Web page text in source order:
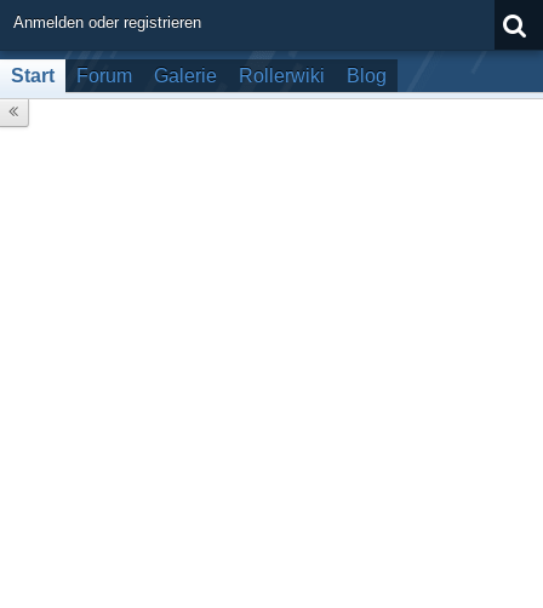
Anmelden oder registrieren
Start Forum Galerie Rollerwiki Blog